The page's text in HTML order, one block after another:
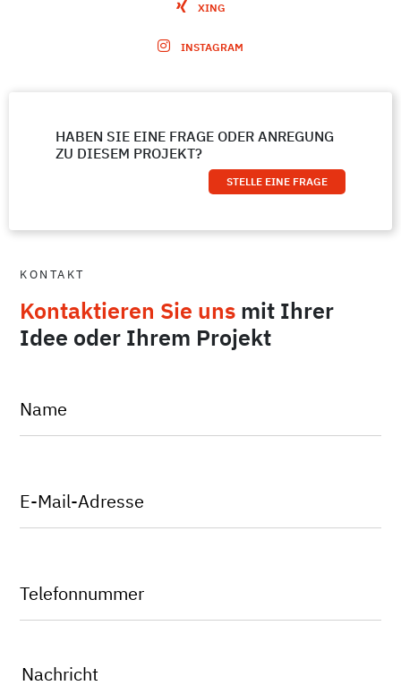
XING
INSTAGRAM
HABEN SIE EINE FRAGE ODER ANREGUNG
ZU DIESEM PROJEKT?
STELLE EINE FRAGE
KONTAKT
Kontaktieren Sie uns mit Ihrer
Idee oder Ihrem Projekt